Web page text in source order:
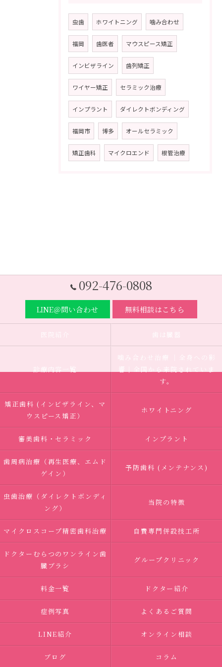
虫歯 ホワイトニング 噛み合わせ
福岡 歯医者 マウスピース矯正
インビザライン 歯列矯正
ワイヤー矯正 セラミック治療
インプラント ダイレクトボンディング
福岡市 博多 オールセラミック
矯正歯科 マイクロエンド 根管治療
092-476-0808
LINE＠問い合わせ 無料相談はこちら
医院紹介 歯は臓器
診療内容一覧
噛み合わせ治療 ｜全身への影
響｜全国から来院されていま
す。
矯正歯科 (インビザライン、マ
ウスピース矯正）
ホワイトニング
審美歯科・セラミック インプラント
歯周病治療（再生医療、エムド
ゲイン）
予防歯科 (メンテナンス)
虫歯治療（ダイレクトボンディ
ング）
当院の特徴
マイクロスコープ精密歯科治療 自費専門併設技工所
ドクターむらつのワンライン歯
臓ブラシ
グループクリニック
料金一覧 ドクター紹介
症例写真 よくあるご質問
LINE紹介 オンライン相談
ブログ コラム